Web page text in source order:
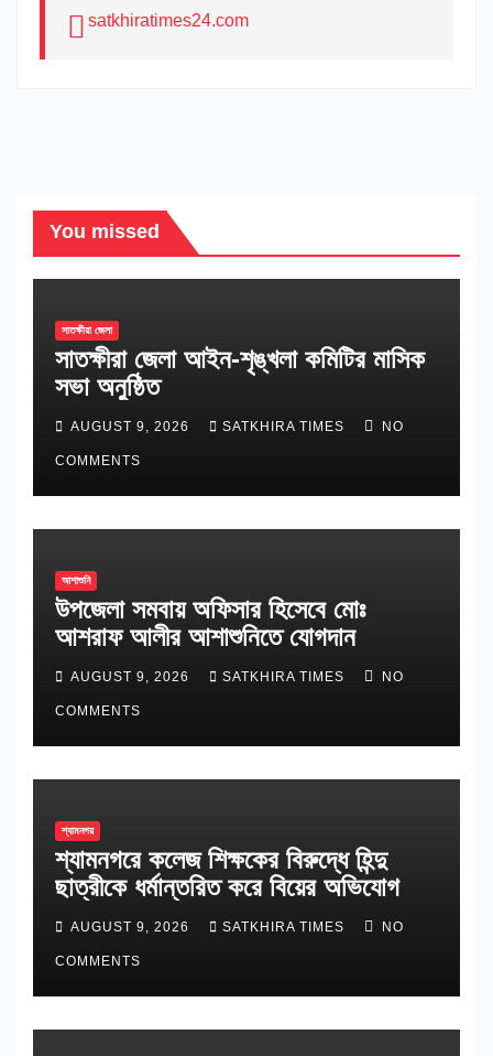
satkhiratimes24.com
You missed
সাতক্ষীরা জেলা
সাতক্ষীরা জেলা আইন-শৃঙ্খলা কমিটির মাসিক
সভা অনুষ্ঠিত
AUGUST 9, 2026 SATKHIRA TIMES NO
COMMENTS
আশাশুনি
উপজেলা সমবায় অফিসার হিসেবে মোঃ
আশরাফ আলীর আশাশুনিতে যোগদান
AUGUST 9, 2026 SATKHIRA TIMES NO
COMMENTS
শ্যামনগর
শ্যামনগরে কলেজ শিক্ষকের বিরুদ্ধে হিন্দু
ছাত্রীকে ধর্মান্তরিত করে বিয়ের অভিযোগ
AUGUST 9, 2026 SATKHIRA TIMES NO
COMMENTS